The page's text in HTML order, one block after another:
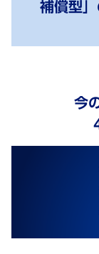
補償型」
今